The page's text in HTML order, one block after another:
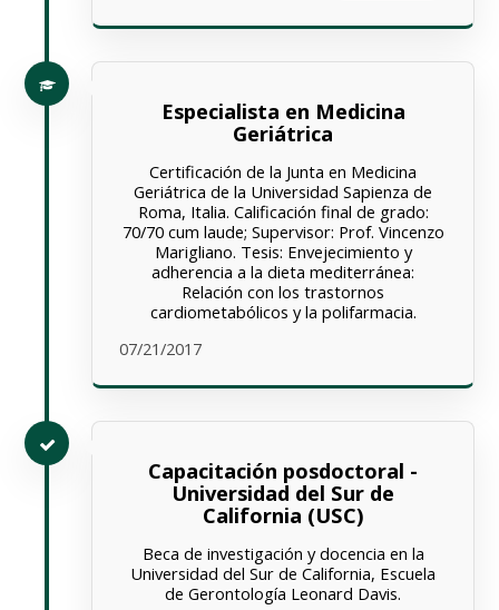
Especialista en Medicina
Geriátrica
Certificación de la Junta en Medicina
Geriátrica de la Universidad Sapienza de
Roma, Italia. Calificación final de grado:
70/70 cum laude; Supervisor: Prof. Vincenzo
Marigliano. Tesis: Envejecimiento y
adherencia a la dieta mediterránea:
Relación con los trastornos
cardiometabólicos y la polifarmacia.
07/21/2017
Capacitación posdoctoral -
Universidad del Sur de
California (USC)
Beca de investigación y docencia en la
Universidad del Sur de California, Escuela
de Gerontología Leonard Davis.